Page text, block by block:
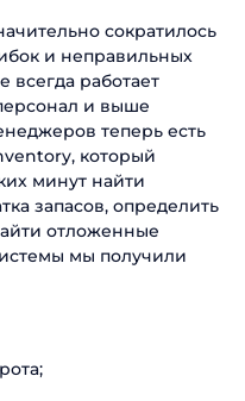
сократилось
и неправильных
всегда работает
и выше
теперь есть
который
минут найти
запасов, определить
отложенные
мы получили